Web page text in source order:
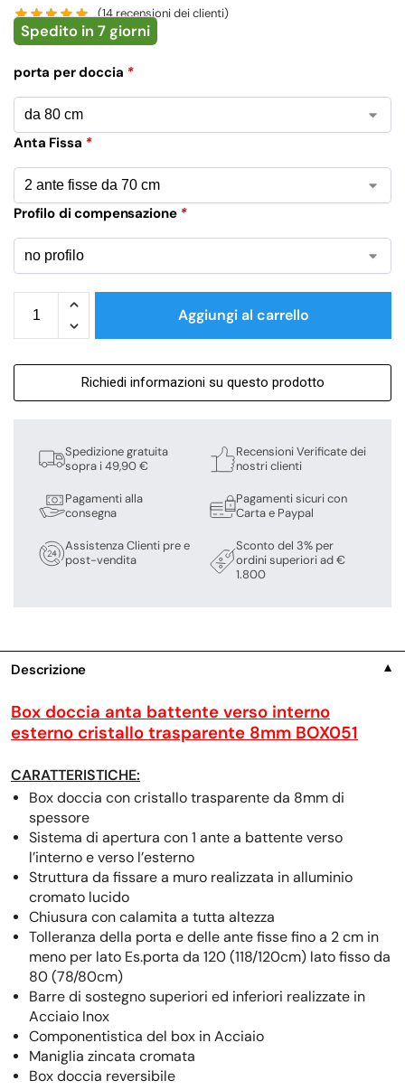
(14recensioni dei clienti)
Spedito in 7 giorni
porta per doccia *
Anta Fissa *
Profilo di compensazione *
Aggiungi al carrello
Richiedi informazioni su questo prodotto
Spedizione gratuita
sopra i 49,90 €
Pagamenti alla
consegna
Assistenza Clienti pre e
post-vendita
Recensioni Verificate dei
nostri clienti
Pagamenti sicuri con
Carta e Paypal
Sconto del 3% per
ordini superiori ad €
1.800
Descrizione ▼
Box doccia anta battente verso interno
esterno cristallo trasparente 8mm BOX051
CARATTERISTICHE:
Box doccia con cristallo trasparente da 8mm di
spessore
Sistema di apertura con 1 ante a battente verso
l’interno e verso l’esterno
Struttura da fissare a muro realizzata in alluminio
cromato lucido
Chiusura con calamita a tutta altezza
Tolleranza della porta e delle ante fisse fino a 2 cm in
meno per lato Es.porta da 120 (118/120cm) lato fisso da
80 (78/80cm)
Barre di sostegno superiori ed inferiori realizzate in
Acciaio Inox
Componentistica del box in Acciaio
Maniglia zincata cromata
Box doccia reversibile